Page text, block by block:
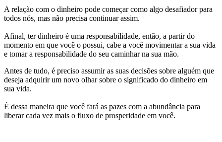
A relação com o dinheiro pode começar como algo desafiador para
todos nós, mas não precisa continuar assim.
Afinal, ter dinheiro é uma responsabilidade, então, a partir do
momento em que você o possui, cabe a você movimentar a sua vida
e tomar a responsabilidade do seu caminhar na sua mão.
Antes de tudo, é preciso assumir as suas decisões sobre alguém que
deseja adquirir um novo olhar sobre o significado do dinheiro em
sua vida.
É dessa maneira que você fará as pazes com a abundância para
liberar cada vez mais o fluxo de prosperidade em você.